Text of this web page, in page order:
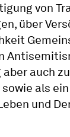
von
über
aber auch
als
und